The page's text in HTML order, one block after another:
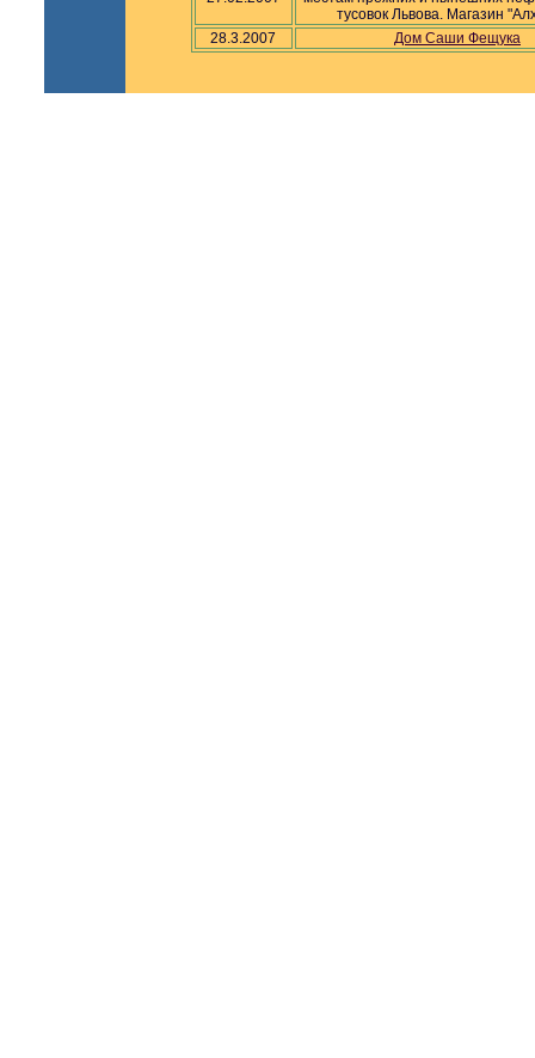
тусовок Львова. Магазин
28.3.2007
Дом Саши Фещука